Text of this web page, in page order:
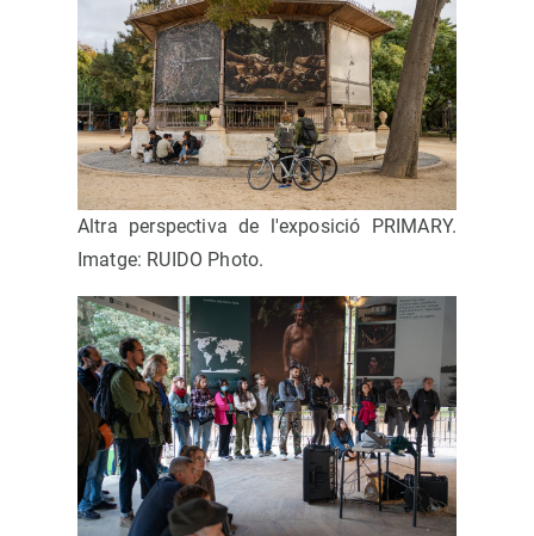
Altra perspectiva de l'exposició PRIMARY.
Imatge: RUIDO Photo.